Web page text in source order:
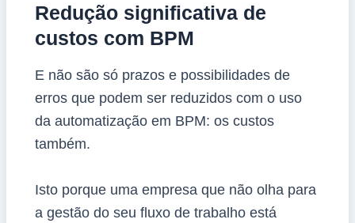
Redução significativa de
custos com BPM
E não são só prazos e possibilidades de
erros que podem ser reduzidos com o uso
da automatização em BPM: os custos
também.
Isto porque uma empresa que não olha para
a gestão do seu fluxo de trabalho está